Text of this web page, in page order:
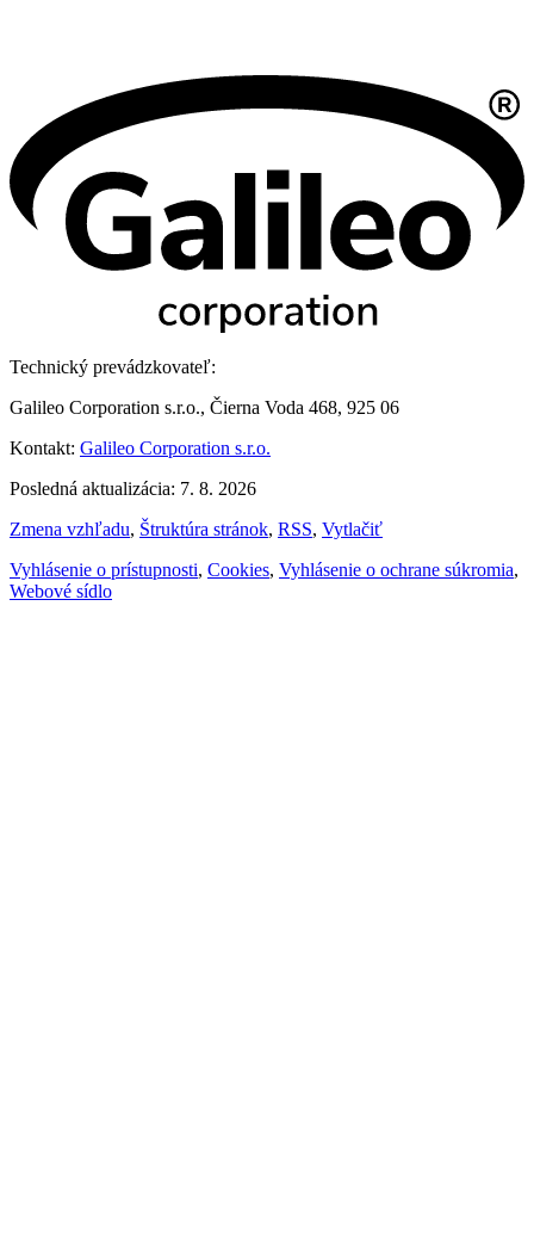
Technický prevádzkovateľ:
Galileo Corporation s.r.o., Čierna Voda 468, 925 06
Kontakt: Galileo Corporation s.r.o.
Posledná aktualizácia: 7. 8. 2026
Zmena vzhľadu, Štruktúra stránok, RSS, Vytlačiť
Vyhlásenie o prístupnosti, Cookies, Vyhlásenie o ochrane súkromia,
Webové sídlo